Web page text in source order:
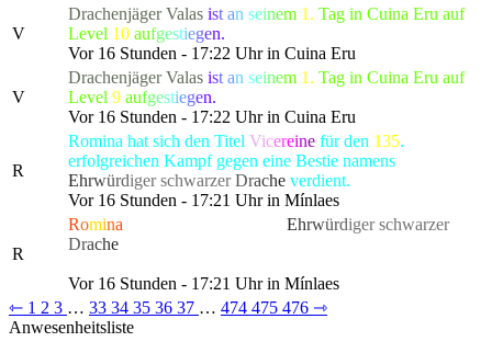
V
Drachenjäger Valas ist an seinem 1. Tag in Cuina Eru auf
Level 10 aufgestiegen.
Vor 16 Stunden - 17:22 Uhr in Cuina Eru
V
Drachenjäger Valas ist an seinem 1. Tag in Cuina Eru auf
Level 9 aufgestiegen.
Vor 16 Stunden - 17:22 Uhr in Cuina Eru
R
Romina hat sich den Titel Vicereine für den 135.
erfolgreichen Kampf gegen eine Bestie namens
Ehrwürdiger schwarzer Drache verdient.
Vor 16 Stunden - 17:21 Uhr in Mínlaes
R
Romina Ehrwürdiger schwarzer
Drache
Vor 16 Stunden - 17:21 Uhr in Mínlaes
⇽ 1 2 3 … 33 34 35 36 37 … 474 475 476 ⇾
Anwesenheitsliste